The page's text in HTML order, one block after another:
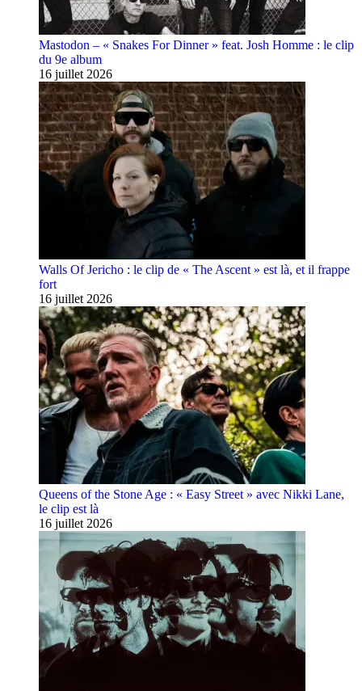
Mastodon – « Snakes For Dinner » feat. Josh Homme : le clip
du 9e album
16 juillet 2026
Walls Of Jericho : le clip de « The Ascent » est là, et il frappe
fort
16 juillet 2026
Queens of the Stone Age : « Easy Street » avec Nikki Lane,
le clip est là
16 juillet 2026